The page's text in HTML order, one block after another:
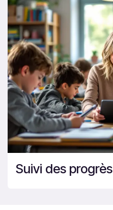
Suivi des progrès